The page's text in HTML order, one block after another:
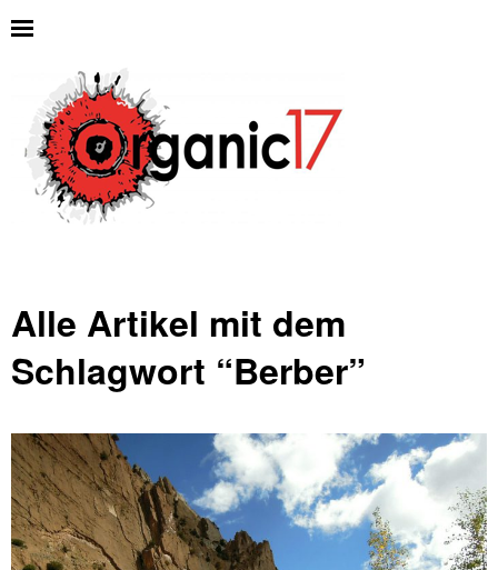
Alle Artikel mit dem
Schlagwort “Berber”